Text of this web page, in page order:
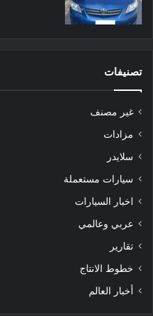
تصنيفات
غير مصنف
مزادات
سلايدر
سيارات مستعملة
اخبار السيارات
عربي وعالمي
تقارير
خطوط الانتاج
أخبار العالم